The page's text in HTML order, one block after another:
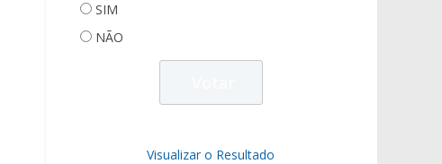
SIM
NÃO
Visualizar o Resultado